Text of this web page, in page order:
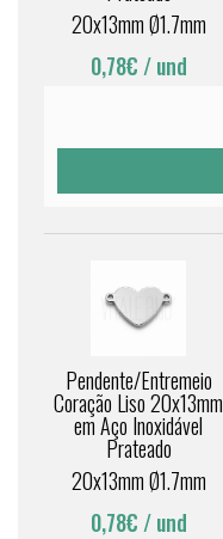
20x13mm Ø1.7mm
0,78€ / und
Pendente/Entremeio
Coração Liso 20x13mm
em Aço Inoxidável
Prateado
20x13mm Ø1.7mm
0,78€ / und